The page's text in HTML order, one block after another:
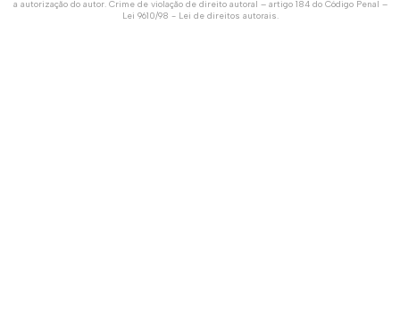
a autorização do autor. Crime de violação de direito autoral – artigo 184 do Código Penal –
Lei 9610/98 - Lei de direitos autorais.